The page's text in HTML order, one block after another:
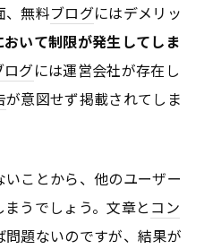
、無料ブログにはデメリッ
いて制限が発生してしま
ログには運営会社が存在し
が意図せず掲載されてしま
いことから、他のユーザー
うでしょう。文章と コン
題ないのですが、結果が